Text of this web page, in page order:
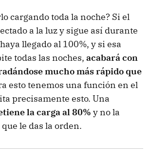
cargando toda la noche? Si el
a la luz y sigue así durante
llegado al 100%, y si esa
todas las noches, acabará con
mucho más rápido que
esto tenemos una función en el
precisamente esto. Una
la carga al 80% y no la
le das la orden.